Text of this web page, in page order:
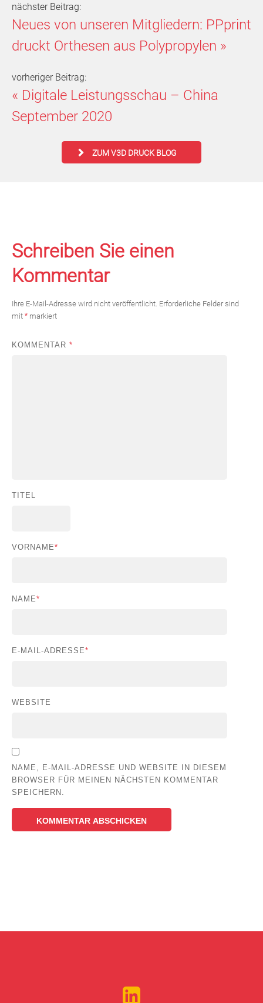
nächster Beitrag:
Neues von unseren Mitgliedern: PPprint
druckt Orthesen aus Polypropylen »
vorheriger Beitrag:
« Digitale Leistungsschau – China
September 2020
ZUM V3D DRUCK BLOG
Schreiben Sie einen
Kommentar
Ihre E-Mail-Adresse wird nicht veröffentlicht. Erforderliche Felder sind
mit * markiert
KOMMENTAR *
TITEL
VORNAME*
NAME*
E-MAIL-ADRESSE*
WEBSITE
NAME, E-MAIL-ADRESSE UND WEBSITE IN DIESEM
BROWSER FÜR MEINEN NÄCHSTEN KOMMENTAR
SPEICHERN.